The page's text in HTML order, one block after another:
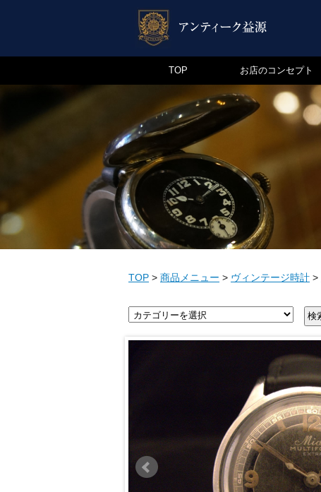
TOP お店のコンセプト
TOP > 商品メニュー > ヴィンテージ時計 >